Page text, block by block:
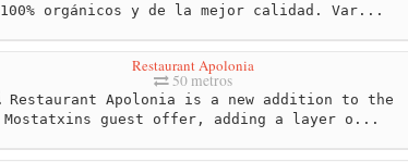
100% orgánicos y de la mejor calidad. Var...
Restaurant Apolonia
50 metros
Restaurant Apolonia is a new addition to the
Mostatxins guest offer, adding a layer o...